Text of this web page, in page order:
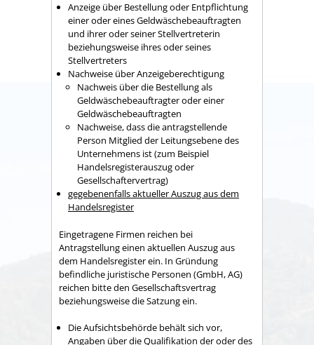
Anzeige über Bestellung oder Entpflichtung
einer oder eines Geldwäschebeauftragten
und ihrer oder seiner Stellvertreterin
beziehungsweise ihres oder seines
Stellvertreters
Nachweise über Anzeigeberechtigung
Nachweis über die Bestellung als
Geldwäschebeauftragter oder einer
Geldwäschebeauftragten
Nachweise, dass die antragstellende
Person Mitglied der Leitungsebene des
Unternehmens ist (zum Beispiel
Handelsregisterauszug oder
Gesellschaftervertrag)
gegebenenfalls aktueller Auszug aus dem
Handelsregister
Eingetragene Firmen reichen bei
Antragstellung einen aktuellen Auszug aus
dem Handelsregister ein. In Gründung
befindliche juristische Personen (GmbH, AG)
reichen bitte den Gesellschaftsvertrag
beziehungsweise die Satzung ein.
Die Aufsichtsbehörde behält sich vor,
Angaben über die Qualifikation der oder des